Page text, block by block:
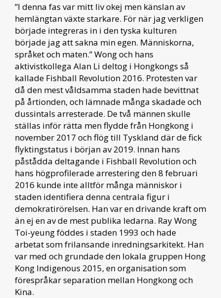
”I denna fas var mitt liv okej men känslan av
hemlängtan växte starkare. För när jag verkligen
började integreras in i den tyska kulturen
började jag att sakna min egen. Människorna,
språket och maten.” Wong och hans
aktivistkollega Alan Li deltog i Hongkongs så
kallade Fishball Revolution 2016. Protesten var
då den mest våldsamma staden hade bevittnat
på årtionden, och lämnade många skadade och
dussintals arresterade. De två männen skulle
ställas inför rätta men flydde från Hongkong i
november 2017 och flög till Tyskland där de fick
flyktingstatus i början av 2019. Innan hans
påstådda deltagande i Fishball Revolution och
hans högprofilerade arrestering den 8 februari
2016 kunde inte alltför många människor i
staden identifiera denna centrala figur i
demokratirörelsen. Han var en drivande kraft om
än ej en av de mest publika ledarna. Ray Wong
Toi-yeung föddes i staden 1993 och hade
arbetat som frilansande inredningsarkitekt. Han
var med och grundade den lokala gruppen Hong
Kong Indigenous 2015, en organisation som
förespråkar separation mellan Hongkong och
Kina.